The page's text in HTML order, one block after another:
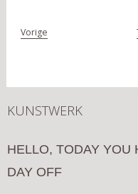
Vorige
KUNSTWERK
HELLO, TODAY YOU
DAY OFF